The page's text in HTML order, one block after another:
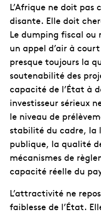
L’Afrique ne doit
disante. Elle doit
Le dumping fiscal
un appel d’air à
presque toujours la
soutenabilité des
capacité de l’État à
investisseur sérieux
le niveau de
stabilité du cadre, la
publique, la qualité
mécanismes de
capacité réelle du
L’attractivité ne
faiblesse de l’État.